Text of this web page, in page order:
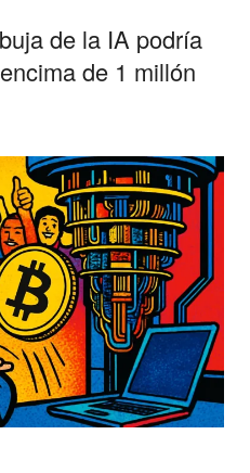
de la IA podría
de 1 millón